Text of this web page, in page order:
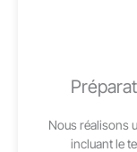
Nous réalisons
incluant le